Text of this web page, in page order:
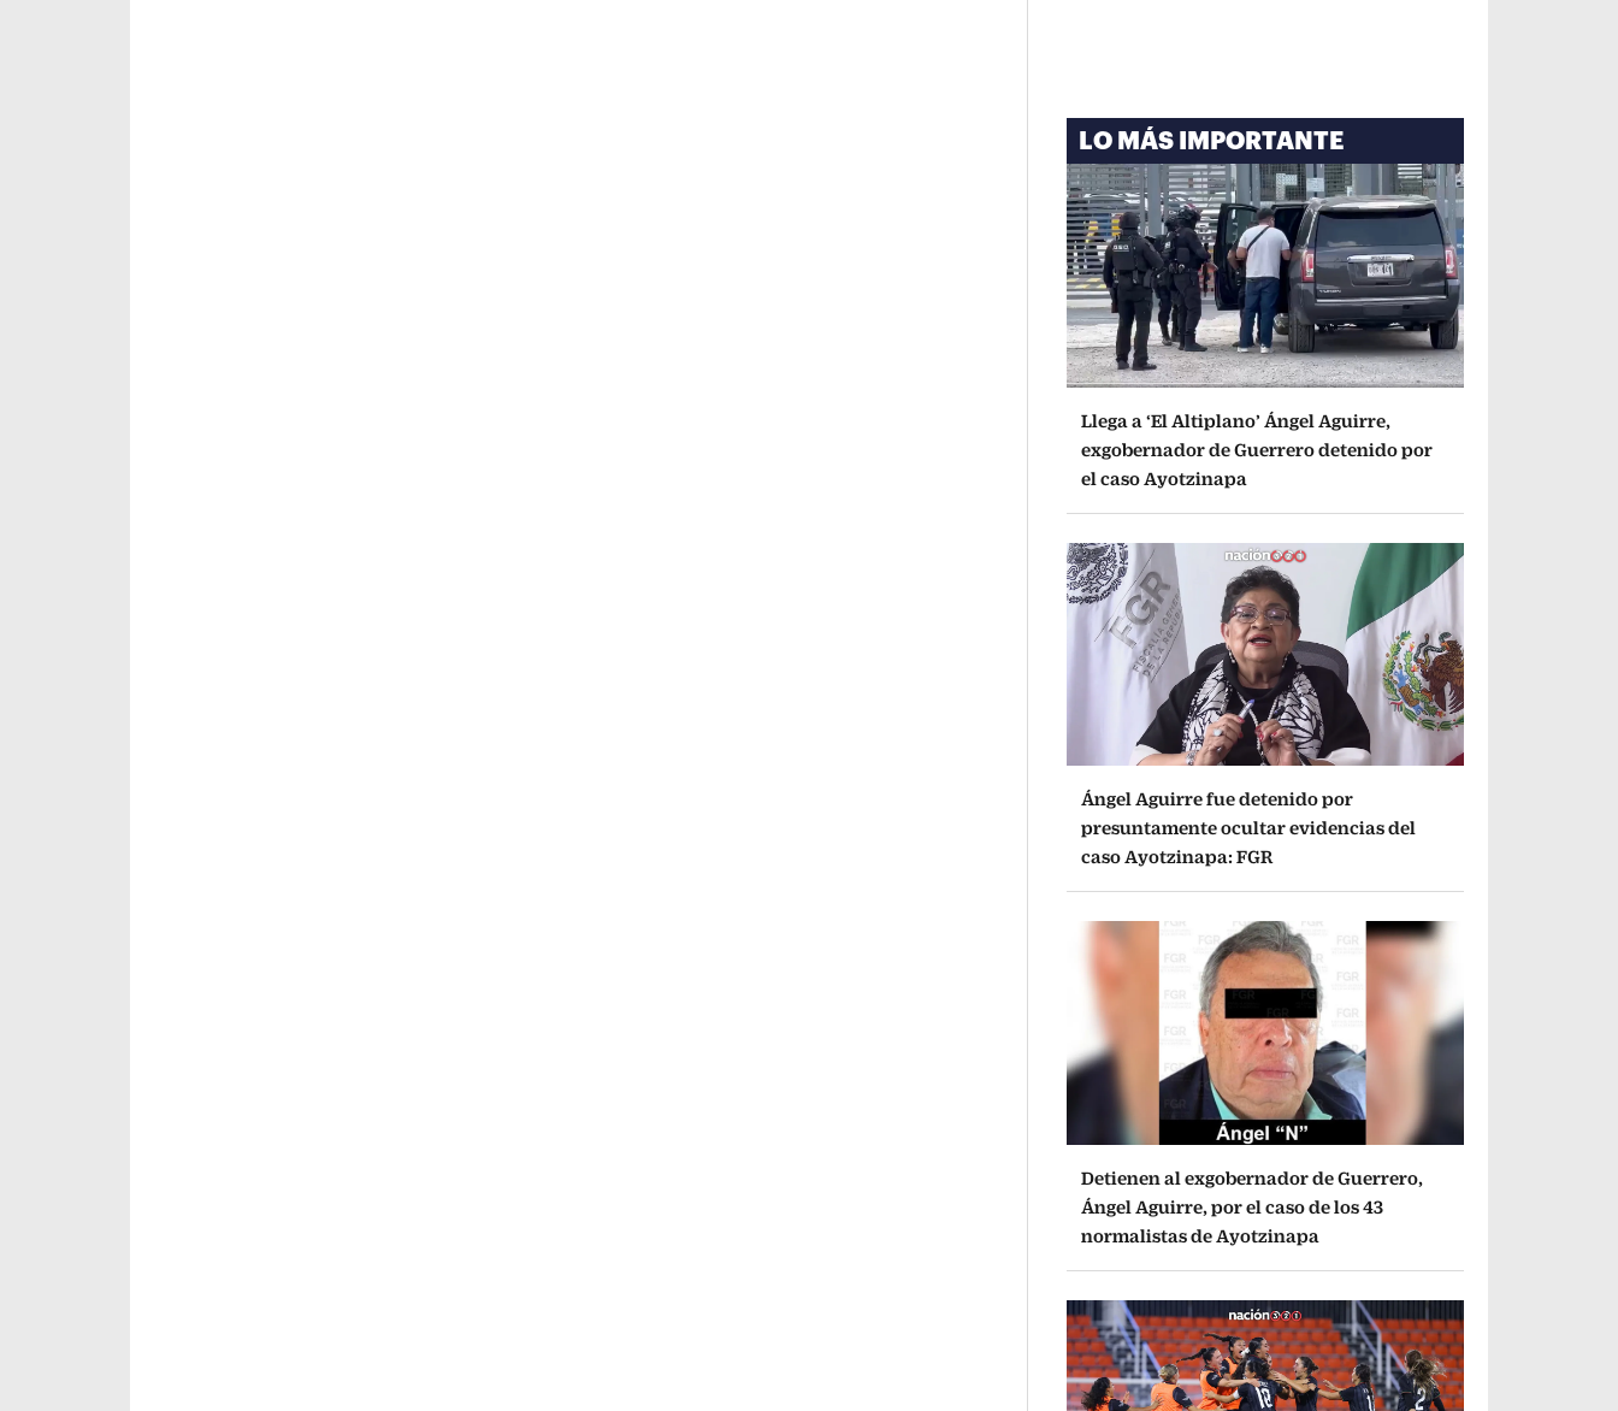
LO MÁS IMPORTANTE
Llega a ‘El Altiplano’ Ángel Aguirre,
exgobernador de Guerrero detenido por
el caso Ayotzinapa
Ángel Aguirre fue detenido por
presuntamente ocultar evidencias del
caso Ayotzinapa: FGR
Detienen al exgobernador de Guerrero,
Ángel Aguirre, por el caso de los 43
normalistas de Ayotzinapa